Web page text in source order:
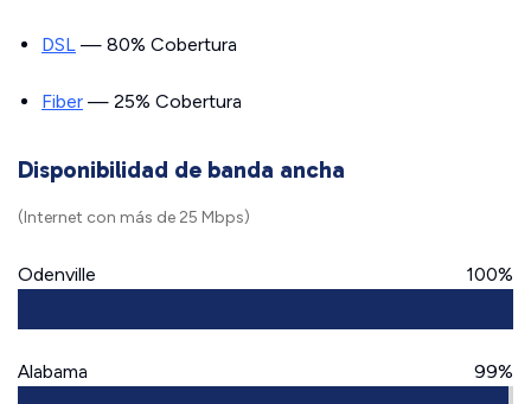
DSL — 80% Cobertura
Fiber — 25% Cobertura
Disponibilidad de banda ancha
(Internet con más de 25 Mbps)
Odenville 100%
Alabama 99%